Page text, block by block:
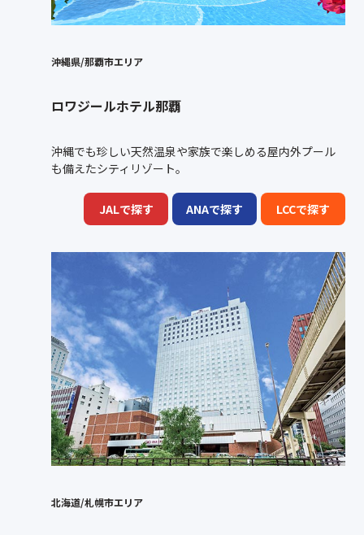
沖縄県/那覇市エリア
ロワジールホテル那覇
沖縄でも珍しい天然温泉や家族で楽しめる屋内外プール
も備えたシティリゾート。
JALで探す ANAで探す LCCで探す
北海道/札幌市エリア